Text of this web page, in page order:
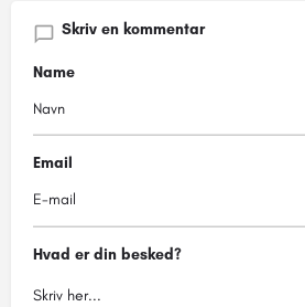
Skriv en kommentar
Name
Email
Hvad er din besked?